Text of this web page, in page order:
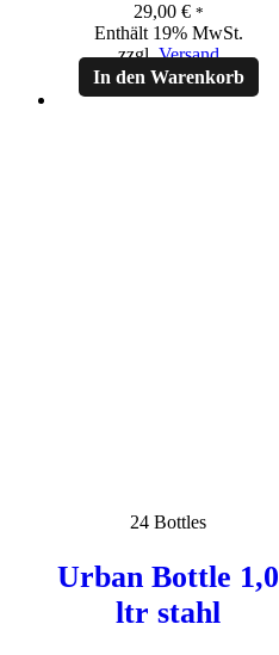
29,00 € *
Enthält 19% MwSt.
zzgl.Versand
In den Warenkorb
24 Bottles
Urban Bottle 1,0
ltr stahl